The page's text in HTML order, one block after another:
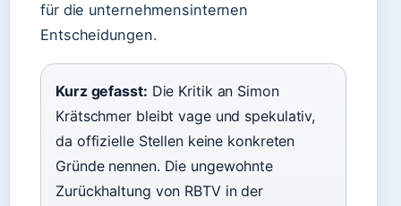
für die unternehmensinternen
Entscheidungen.
Kurz gefasst: Die Kritik an Simon
Krätschmer bleibt vage und spekulativ,
da offizielle Stellen keine konkreten
Gründe nennen. Die ungewohnte
Zurückhaltung von RBTV in der